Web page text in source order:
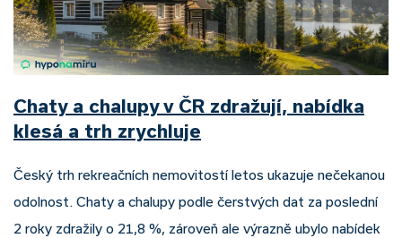
Chaty a chalupy v ČR zdražují, nabídka
klesá a trh zrychluje
Český trh rekreačních nemovitostí letos ukazuje nečekanou
odolnost. Chaty a chalupy podle čerstvých dat za poslední
2 roky zdražily o 21,8 %, zároveň ale výrazně ubylo nabídek